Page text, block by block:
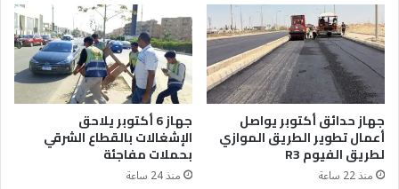
جهاز حدائق أكتوبر يواصل
أعمال تطوير الطريق الموازي
لطريق الفيوم R3
منذ 22 ساعة
جهاز 6 أكتوبر يلاحق
الإشغالات بالقطاع الشرقي
بحملات مفاجئة
منذ 24 ساعة